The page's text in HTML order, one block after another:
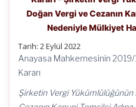
Doğan Vergi ve Cezanın
Nedeniyle Mülkiyet
Tarih: 2 Eylül 2022
Anayasa Mahkemesinin 2019/
Kararı
Şirketin Vergi